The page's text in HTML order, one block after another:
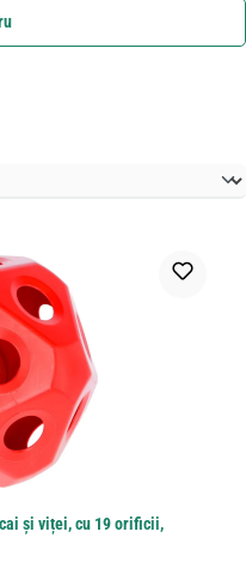
și viței, cu 19 orificii,